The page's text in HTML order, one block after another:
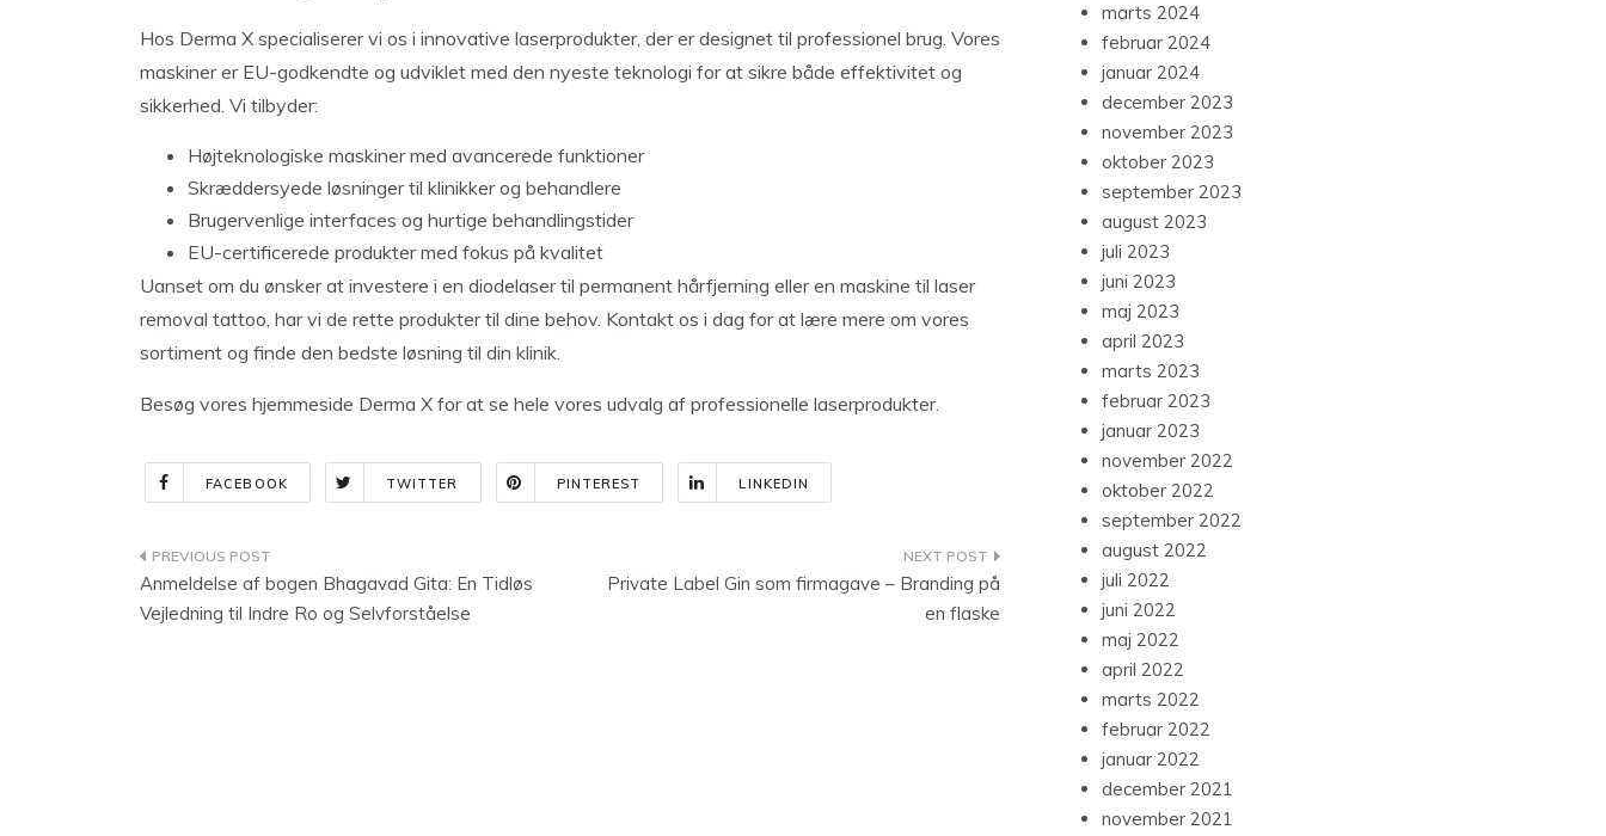
Hos Derma X specialiserer vi os i innovative laserprodukter, der er designet til professionel brug. Vores
maskiner er EU-godkendte og udviklet med den nyeste teknologi for at sikre både effektivitet og
sikkerhed. Vi tilbyder:
Højteknologiske maskiner med avancerede funktioner
Skræddersyede løsninger til klinikker og behandlere
Brugervenlige interfaces og hurtige behandlingstider
EU-certificerede produkter med fokus på kvalitet
Uanset om du ønsker at investere i en diodelaser til permanent hårfjerning eller en maskine til laser
removal tattoo, har vi de rette produkter til dine behov. Kontakt os i dag for at lære mere om vores
sortiment og finde den bedste løsning til din klinik.
Besøg vores hjemmeside Derma X for at se hele vores udvalg af professionelle laserprodukter.
FACEBOOK TWITTER PINTEREST LINKEDIN
Indlægsnavigation
Anmeldelse af bogen Bhagavad Gita: En Tidløs
Vejledning til Indre Ro og Selvforståelse
Private Label Gin som firmagave – Branding på
en flaske
marts 2024
februar 2024
januar 2024
december 2023
november 2023
oktober 2023
september 2023
august 2023
juli 2023
juni 2023
maj 2023
april 2023
marts 2023
februar 2023
januar 2023
november 2022
oktober 2022
september 2022
august 2022
juli 2022
juni 2022
maj 2022
april 2022
marts 2022
februar 2022
januar 2022
december 2021
november 2021